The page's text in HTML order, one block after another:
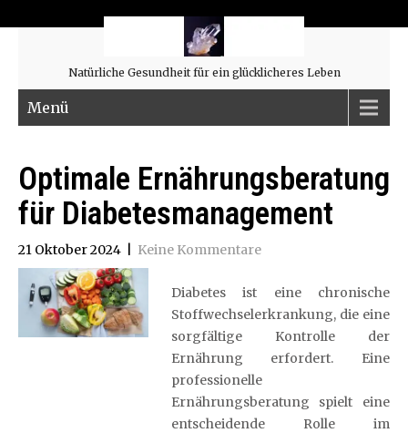
Natürliche Gesundheit für ein glücklicheres Leben
Menü
Optimale Ernährungsberatung
für Diabetesmanagement
21 Oktober 2024 Keine Kommentare
Diabetes ist eine chronische
Stoffwechselerkrankung, die eine
sorgfältige Kontrolle der
Ernährung erfordert. Eine
professionelle
Ernährungsberatung spielt eine
entscheidende Rolle im